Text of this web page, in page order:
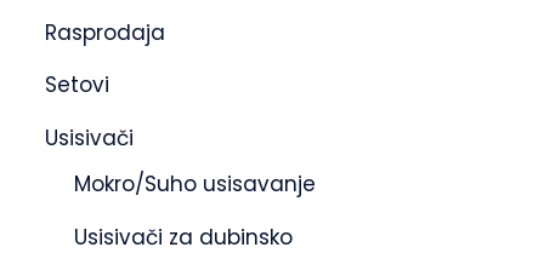
Rasprodaja
Setovi
Usisivači
Mokro/Suho usisavanje
Usisivači za dubinsko